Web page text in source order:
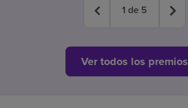
1 de 5
Ver todos los premios